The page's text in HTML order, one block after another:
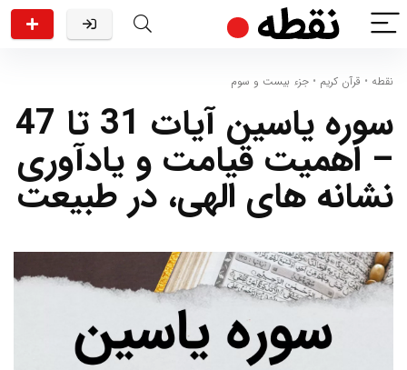
نقطه • قرآن کریم • جزء بیست و سوم
سوره یاسین آیات 31 تا 47
– اهمیت قیامت و یادآوری
نشانه های الهی، در طبیعت